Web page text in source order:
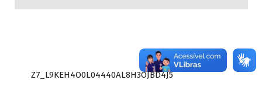
Z7_L9KEH4O0L04440AL8H3OJBD4J5